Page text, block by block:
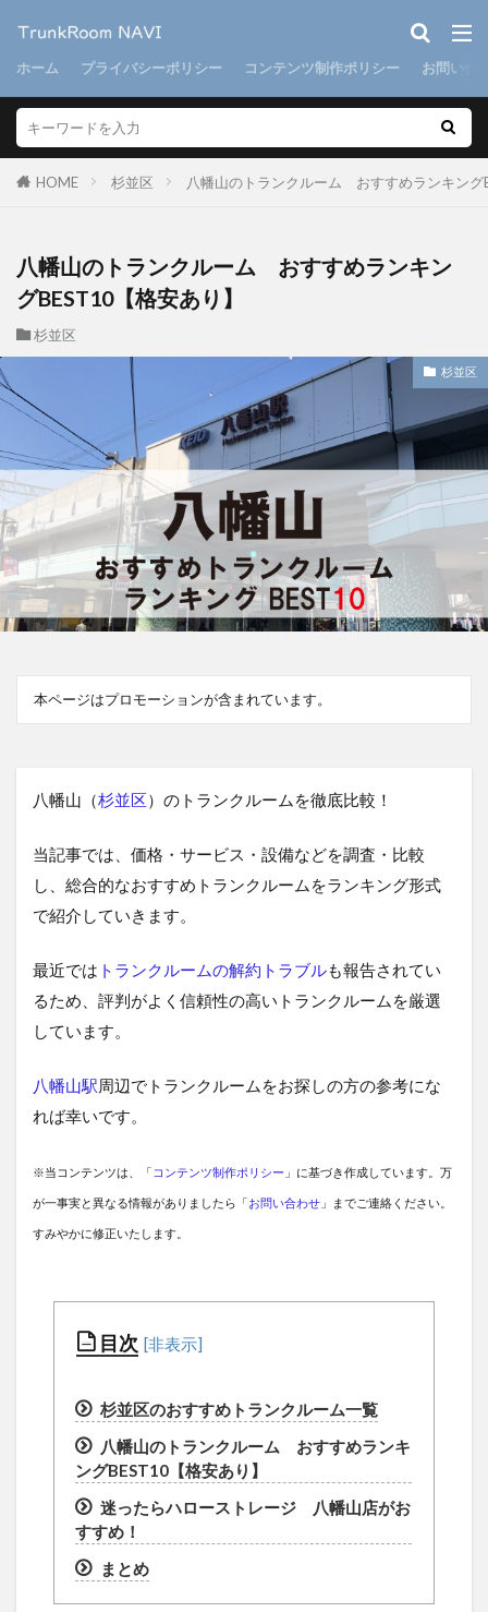
ホーム プライバシーポリシー コンテンツ制作ポリシー お問い合
HOME 杉並区 八幡山のトランクルーム おすすめランキング
八幡山のトランクルーム おすすめランキン
グBEST10【格安あり】
杉並区
杉並区
本ページはプロモーションが含まれています。
八幡山（杉並区）のトランクルームを徹底比較！
当記事では、価格・サービス・設備などを調査・比較
し、総合的なおすすめトランクルームをランキング形式
で紹介していきます。
最近では トランクルームの解約トラブルも報告されてい
るため、評判がよく信頼性の高いトランクルームを厳選
しています。
八幡山駅周辺でトランクルームをお探しの方の参考にな
れば幸いです。
※当コンテンツは、「 コンテンツ制作ポリシー 」に基づき作成しています。万
が一事実と異なる情報がありましたら「お問い合わせ 」までご連絡ください。
すみやかに修正いたします。
目次
杉並区のおすすめトランクルーム一覧
八幡山のトランクルーム おすすめランキ
ングBEST10【格安あり】
迷ったらハローストレージ 八幡山店がお
すすめ！
まとめ